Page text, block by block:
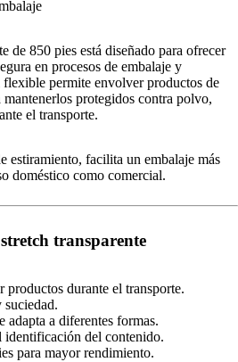
de 850 pies está diseñado para ofrecer
en procesos de embalaje y
permite envolver productos de
mantenerlos protegidos contra polvo,
el transporte.
estiramiento, facilita un embalaje más
doméstico como comercial.
transparente
productos durante el transporte.
adapta a diferentes formas.
identificación del contenido.
para mayor rendimiento.